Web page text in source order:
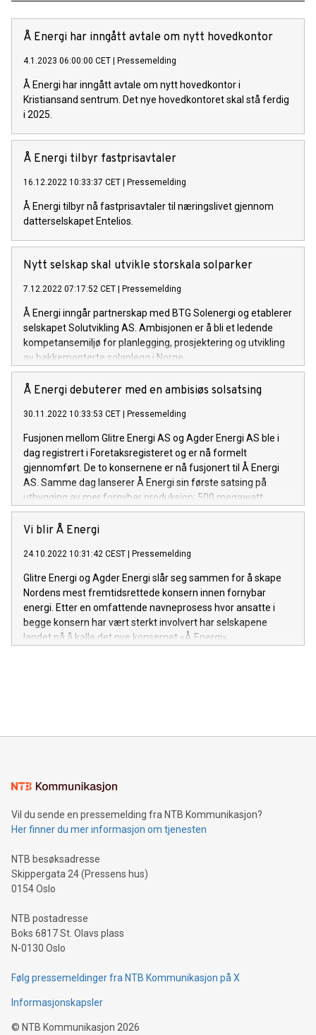
Å Energi har inngått avtale om nytt hovedkontor
4.1.2023 06:00:00 CET | Pressemelding
Å Energi har inngått avtale om nytt hovedkontor i
Kristiansand sentrum. Det nye hovedkontoret skal stå ferdig
i 2025.
Å Energi tilbyr fastprisavtaler
16.12.2022 10:33:37 CET | Pressemelding
Å Energi tilbyr nå fastprisavtaler til næringslivet gjennom
datterselskapet Entelios.
Nytt selskap skal utvikle storskala solparker
7.12.2022 07:17:52 CET | Pressemelding
Å Energi inngår partnerskap med BTG Solenergi og etablerer
selskapet Solutvikling AS. Ambisjonen er å bli et ledende
kompetansemiljø for planlegging, prosjektering og utvikling
av bakkemonterte solanlegg i Norge.
Å Energi debuterer med en ambisiøs solsatsing
30.11.2022 10:33:53 CET | Pressemelding
Fusjonen mellom Glitre Energi AS og Agder Energi AS ble i
dag registrert i Foretaksregisteret og er nå formelt
gjennomført. De to konsernene er nå fusjonert til Å Energi
AS. Samme dag lanserer Å Energi sin første satsing på
utbygging av mer fornybar produksjon; 500 megawatt
bakkemontert solenergi innen 2026.
Vi blir Å Energi
24.10.2022 10:31:42 CEST | Pressemelding
Glitre Energi og Agder Energi slår seg sammen for å skape
Nordens mest fremtidsrettede konsern innen fornybar
energi. Etter en omfattende navneprosess hvor ansatte i
begge konsern har vært sterkt involvert har selskapene
landet på å kalle det nye konsernet «Å Energi».
Vil du sende en pressemelding fra NTB Kommunikasjon?
Her finner du mer informasjon om tjenesten
NTB besøksadresse
Skippergata 24 (Pressens hus)
0154 Oslo
NTB postadresse
Boks 6817 St. Olavs plass
N-0130 Oslo
Følg pressemeldinger fra NTB Kommunikasjon på X
Informasjonskapsler
© NTB Kommunikasjon 2026